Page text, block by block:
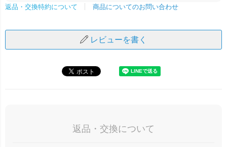
返品・交換特約について 商品についてのお問い合わせ
レビューを書く
返品・交換について